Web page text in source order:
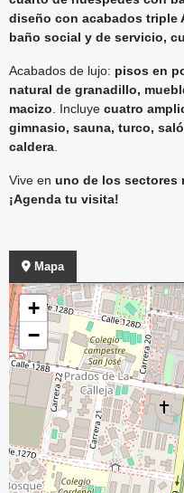
diseño con acabados triple
baño social y de servicio,
Acabados de lujo: pisos en
natural de granadillo,
macizo . Incluye cuatro
gimnasio, sauna, turco,
caldera
Vive en uno de los sectores
¡Agenda tu visita!
Mapa
+
−